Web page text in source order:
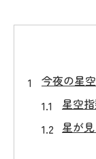
今夜の星
星空
星が
星空